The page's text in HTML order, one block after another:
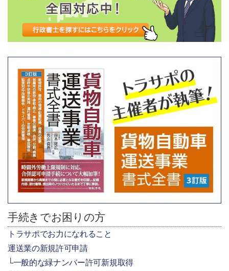
手続きでお困りの方
トラサポでお力になれること
運送業の新規許可申請
一般的な緑ナンバー許可新規取得